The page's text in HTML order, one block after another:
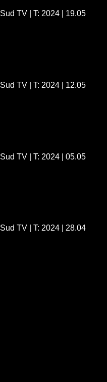
Sud TV | T: 2024 | 19.05
Sud TV | T: 2024 | 12.05
Sud TV | T: 2024 | 05.05
Sud TV | T: 2024 | 28.04